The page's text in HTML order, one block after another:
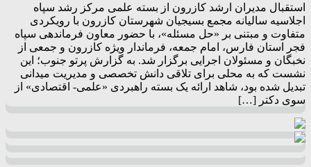
استقبال مدیران ارشد کازرون از بسته علمی مرکز رشد سپاه
اجلاسیه سالیانه مجمع بسیجیان شهرستان کازرون با رویکردی
متفاوت و مبتنی بر «حل مسئله»، با حضور معاون فرماندهی سپاه
فجر استان فارس، امام جمعه، فرماندار ویژه کازرون و جمعی از
نخبگان و مسئولان اجرایی برگزار شد. به گزارش پرتو جنوب؛ این
نشست که به محلی برای تلاقی دانش تخصصی و مدیریت میدانی
تبدیل شده بود، شاهد ارائه یک بسته راهبردی «علمی- اقتصادی» از
سوی دکتر […]